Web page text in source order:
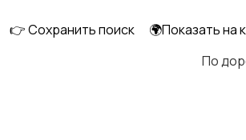
👉 Сохранить поиск
🌍Показать на
По